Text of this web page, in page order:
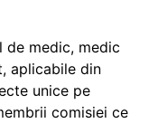
de medic, medic
aplicabile din
unice pe
comisiei ce